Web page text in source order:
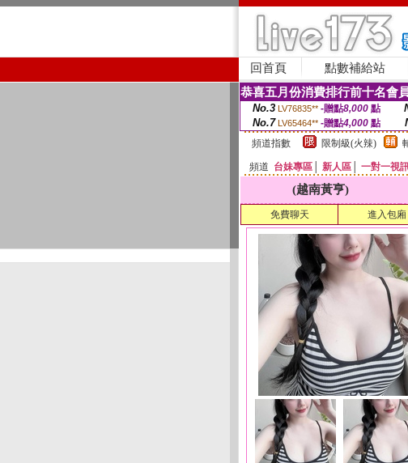
回首頁 點數補給站
恭喜五月份消費排行前十名會
No.3 LV76835** -贈點8,000點
No.7 LV65464** -贈點4,000 點
頻道指數
限制級(火辣)
頻道 台妹專區 新人區 一對一視
(越南黃亨)
免費聊天 進入包廂